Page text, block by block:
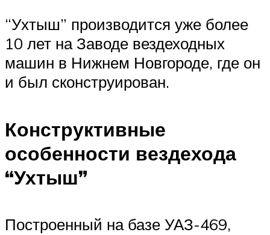
“Ухтыш” производится уже более
10 лет на Заводе вездеходных
машин в Нижнем Новгороде, где он
и был сконструирован.
Конструктивные
особенности вездехода
“Ухтыш”
Построенный на базе УАЗ-469,